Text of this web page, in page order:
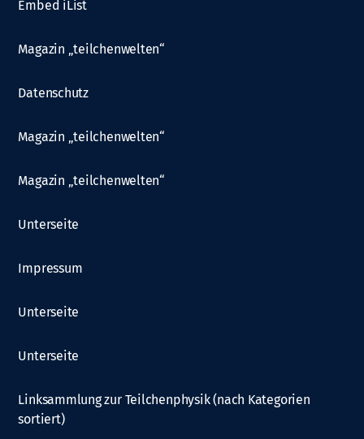
Embed iList
Magazin „teilchenwelten“
Datenschutz
Magazin „teilchenwelten“
Magazin „teilchenwelten“
Unterseite
Impressum
Unterseite
Unterseite
Linksammlung zur Teilchenphysik (nach Kategorien
sortiert)